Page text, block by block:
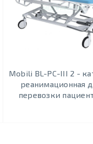
Mobili BL-PC-III 2 -
реанимационная
перевозки